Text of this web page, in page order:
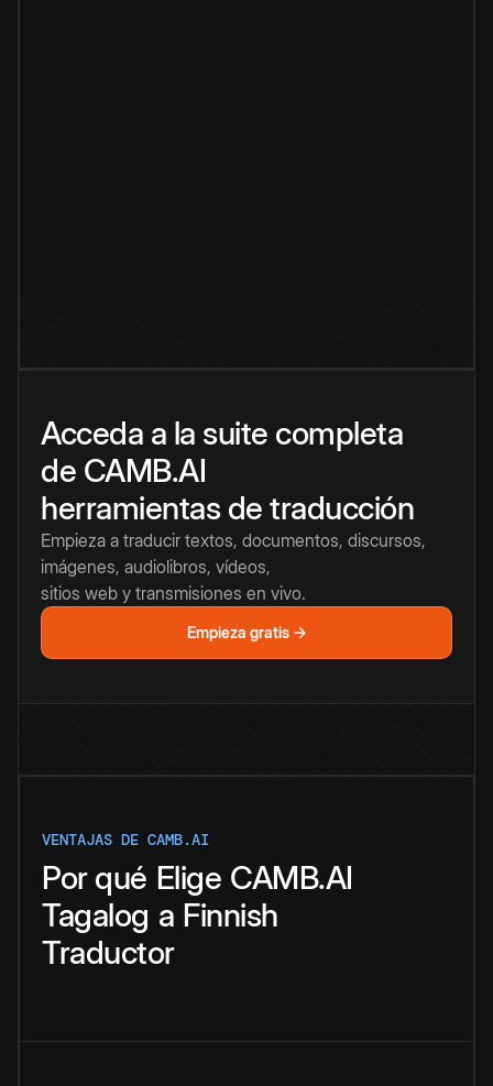
Acceda a la suite completa
de CAMB.AI
herramientas de traducción
Empieza a traducir textos, documentos, discursos,
imágenes, audiolibros, vídeos,
sitios web y transmisiones en vivo.
Empieza gratis →
VENTAJAS DE CAMB.AI
Por qué Elige CAMB.AI
Tagalog a Finnish
Traductor